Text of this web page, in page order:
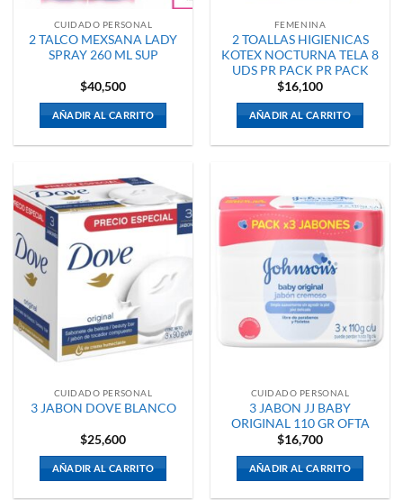
CUIDADO PERSONAL
2 TALCO MEXSANA LADY
SPRAY 260 ML SUP
$40,500
AÑADIR AL CARRITO
FEMENINA
2 TOALLAS HIGIENICAS
KOTEX NOCTURNA TELA 8
UDS PR PACK PR PACK
$16,100
AÑADIR AL CARRITO
CUIDADO PERSONAL
3 JABON DOVE BLANCO
$25,600
AÑADIR AL CARRITO
CUIDADO PERSONAL
3 JABON JJ BABY
ORIGINAL 110 GR OFTA
$16,700
AÑADIR AL CARRITO